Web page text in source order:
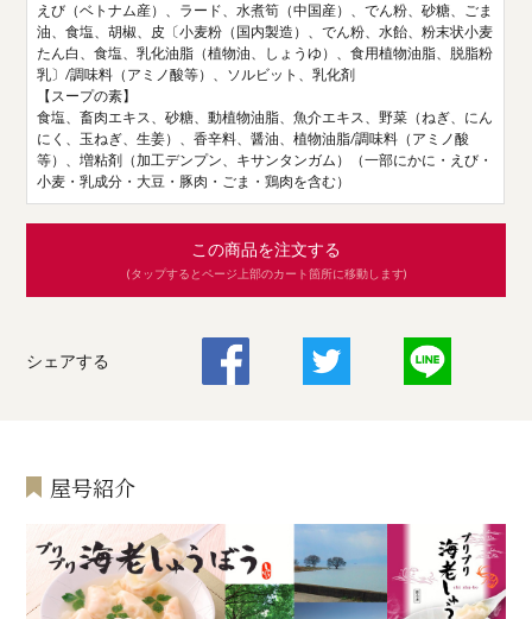
えび（ベトナム産）、ラード、水煮筍（中国産）、でん粉、砂糖、ごま
油、食塩、胡椒、皮〔小麦粉（国内製造）、でん粉、水飴、粉末状小麦
たん白、食塩、乳化油脂（植物油、しょうゆ）、食用植物油脂、脱脂粉
乳〕/調味料（アミノ酸等）、ソルビット、乳化剤
【スープの素】
食塩、畜肉エキス、砂糖、動植物油脂、魚介エキス、野菜（ねぎ、にん
にく、玉ねぎ、生姜）、香辛料、醤油、植物油脂/調味料（アミノ酸
等）、増粘剤（加工デンプン、キサンタンガム）（一部にかに・えび・
小麦・乳成分・大豆・豚肉・ごま・鶏肉を含む）
この商品を注文する
(タップするとページ上部のカート箇所に移動します)
シェアする
屋号紹介